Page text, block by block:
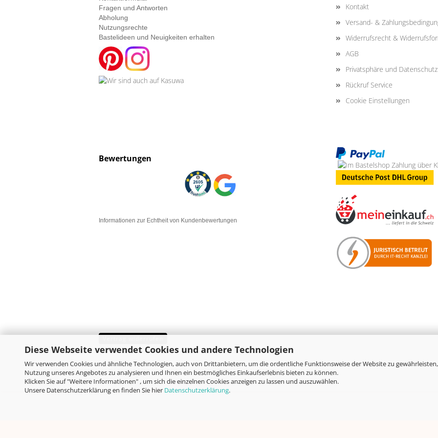
Diese Webseite verwendet Cookies und andere Technologien
Wir verwenden Cookies und ähnliche Technologien, auch von Drittanbietern, um die ordentliche Funktionsweise der Website zu
Nutzung unseres Angebotes zu analysieren und Ihnen ein bestmögliches Einkaufserlebnis bieten zu können.
Klicken Sie auf "Weitere Informationen" , um sich die einzelnen Cookies anzeigen zu lassen und auszuwählen.
Unsere Datenschutzerklärung en finden Sie hier Datenschutzerklärung.
Fragen und Antworten
Abholung
Nutzungsrechte
Bastelideen und Neuigkeiten erhalten
Kontakt
Versand- &
Widerrufsrecht &
AGB
Privatsphäre und Datenschutz
Rückruf Service
Cookie Einstellungen
Bewertungen
Informationen zur Echtheit von Kundenbewertungen
Online-Shopby Gambio.de © 2026